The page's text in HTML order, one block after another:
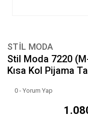
STİL MODA
Stil Moda 7220
Kısa Kol Pijama
0 - Yorum Yap